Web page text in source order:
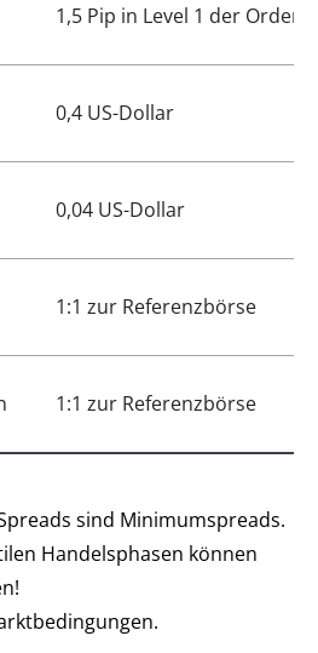
1,5 Pip in Level 1 der
0,4 US-Dollar
0,04 US-Dollar
1:1 zur Referenzbörse
1:1 zur Referenzbörse
sind Minimumspreads.
Handelsphasen können